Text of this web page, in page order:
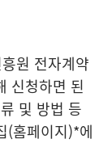
원 전자계약
청하면 된
및 방법 등
(홈페이지)*에